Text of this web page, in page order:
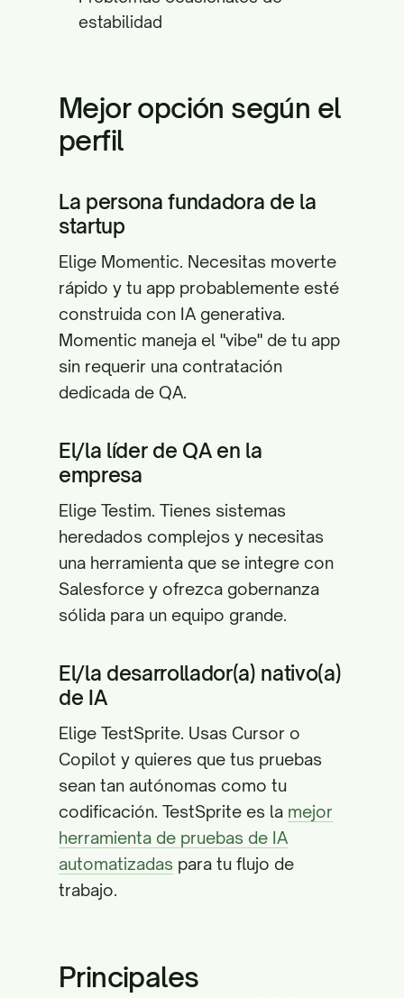
estabilidad
Mejor opción según el
perfil
La persona fundadora de la
startup
Elige Momentic. Necesitas moverte
rápido y tu app probablemente esté
construida con IA generativa.
Momentic maneja el "vibe" de tu app
sin requerir una contratación
dedicada de QA.
El/la líder de QA en la
empresa
Elige Testim. Tienes sistemas
heredados complejos y necesitas
una herramienta que se integre con
Salesforce y ofrezca gobernanza
sólida para un equipo grande.
El/la desarrollador(a) nativo(a)
de IA
Elige TestSprite. Usas Cursor o
Copilot y quieres que tus pruebas
sean tan autónomas como tu
codificación. TestSprite es la mejor
herramienta de pruebas de IA
automatizadas para tu flujo de
trabajo.
Principales